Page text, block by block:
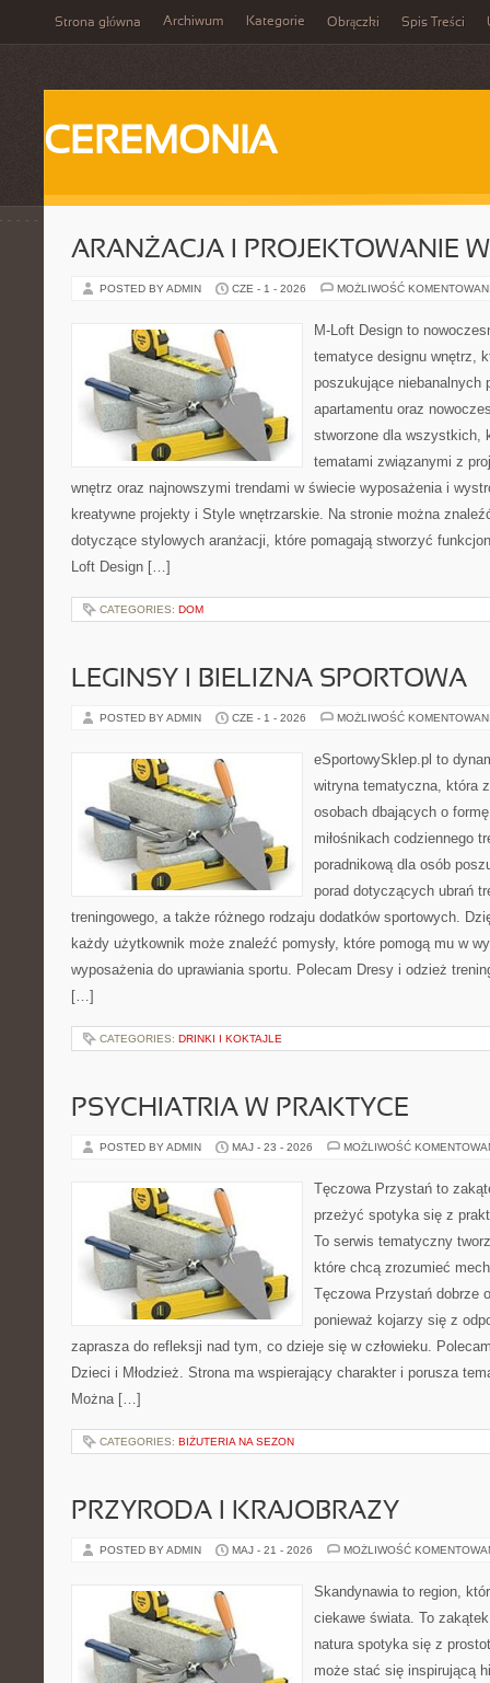
Strona główna Archiwum Kategorie Obrączki Spis Treści
CEREMONIA
ARANŻACJA I PROJEKTOWANIE
POSTED BY ADMIN CZE - 1 - 2026 MOŻLIWOŚĆ
M-Loft Design to
tematyce designu wnętrz,
poszukujące niebanalnych
apartamentu oraz
stworzone dla wszystkich,
tematami związanymi z
wnętrz oraz najnowszymi trendami w świecie wyposażenia i
kreatywne projekty i Style wnętrzarskie. Na stronie można
dotyczące stylowych aranżacji, które pomagają stworzyć
Loft Design […]
CATEGORIES: DOM
LEGINSY I BIELIZNA SPORTOWA
POSTED BY ADMIN CZE - 1 - 2026 MOŻLIWOŚĆ
eSportowySklep.pl to
witryna tematyczna, która
osobach dbających o
miłośnikach codziennego
poradnikową dla osób
porad dotyczących ubrań
treningowego, a także różnego rodzaju dodatków sportowych.
każdy użytkownik może znaleźć pomysły, które pomogą mu w
wyposażenia do uprawiania sportu. Polecam Dresy i odzież
[…]
CATEGORIES: DRINKI I KOKTAJLE
PSYCHIATRIA W PRAKTYCE
POSTED BY ADMIN MAJ - 23 - 2026 MOŻLIWOŚĆ
Tęczowa Przystań to
przeżyć spotyka się z
To serwis tematyczny
które chcą zrozumieć
Tęczowa Przystań dobrze
ponieważ kojarzy się z
zaprasza do refleksji nad tym, co dzieje się w człowieku.
Dzieci i Młodzież. Strona ma wspierający charakter i porusza
Można […]
CATEGORIES: BIŻUTERIA NA SEZON
PRZYRODA I KRAJOBRAZY
POSTED BY ADMIN MAJ - 21 - 2026 MOŻLIWOŚĆ
Skandynawia to region,
ciekawe świata. To
natura spotyka się z
może stać się inspirującą